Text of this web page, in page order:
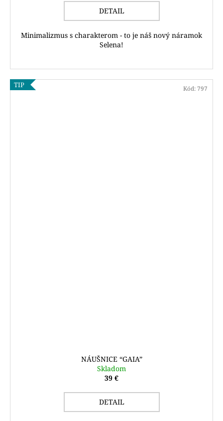
DETAIL
Minimalizmus s charakterom - to je náš nový náramok
Selena!
TIP
NÁUŠNICE “GAIA”
Skladom
39 €
DETAIL
Kód: 797